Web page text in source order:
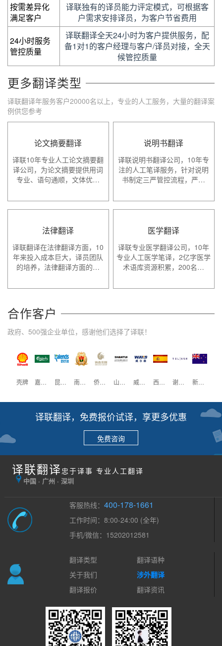
按需差异化
满足客户
译联独有的译员能力评定模式，可根据客
户需求安排译员，为客户节省费用
24小时服务
管控质量
译联翻译全天24小时为客户提供服务，配
备1对1的客户经理与客户/译员对接，全天
候管控质量
更多翻译类型
译联翻译年服务客户20000名以上，专业的人工服务，大量的翻译案
例供您参考
论文摘要翻译
译联10年专业人工论文摘要翻
译公司，为论文摘要提供用词
专业、语句通顺，文体优…
说明书翻译
译联说明书翻译公司，10年专
注的人工笔译服务，针对说明
书制定三严管控流程，严…
法律翻译
译联翻译在法律翻译方面，10
年来投入成本巨大，译员团队
的培养，法律翻译方面的…
医学翻译
译联专业医学翻译公司，10年
专业人工医学笔译，2亿字医学
术语库资源积累，200名…
合作客户
政府、500强企业单位，感谢他们选择了译联！
壳牌 嘉士伯 昆仑万维 威尔森 西班牙驻广州领事馆
译联翻译，免费报价试译，享更多优惠
免费咨询
译联翻译 忠于译事 专业人工翻译
中国 · 广州 · 深圳
客服热线：400-178-1661
工作时间：8:00-24:00 (全年)
手机/微信：15202012581
翻译类型
翻译语种
关于我们
涉外翻译
翻译报价
翻译资讯